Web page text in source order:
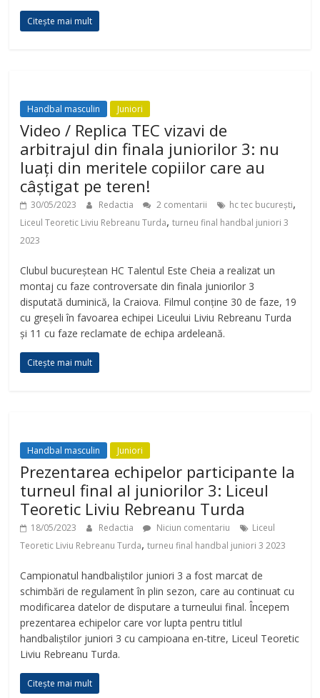
Citește mai mult
Handbal masculin Juniori
Video / Replica TEC vizavi de
arbitrajul din finala juniorilor 3: nu
luați din meritele copiilor care au
câștigat pe teren!
30/05/2023 Redactia 2 comentarii hc tec bucurești,
Liceul Teoretic Liviu Rebreanu Turda,turneu final handbal juniori 3
2023
Clubul bucureștean HC Talentul Este Cheia a realizat un
montaj cu faze controversate din finala juniorilor 3
disputată duminică, la Craiova. Filmul conține 30 de faze, 19
cu greșeli în favoarea echipei Liceului Liviu Rebreanu Turda
și 11 cu faze reclamate de echipa ardeleană.
Citește mai mult
Handbal masculin Juniori
Prezentarea echipelor participante la
turneul final al juniorilor 3: Liceul
Teoretic Liviu Rebreanu Turda
18/05/2023 Redactia Niciun comentariu
Liceul
Teoretic Liviu Rebreanu Turda,turneu final handbal juniori 3 2023
Campionatul handbaliștilor juniori 3 a fost marcat de
schimbări de regulament în plin sezon, care au continuat cu
modificarea datelor de disputare a turneului final. Începem
prezentarea echipelor care vor lupta pentru titlul
handbaliștilor juniori 3 cu campioana en-titre, Liceul Teoretic
Liviu Rebreanu Turda.
Citește mai mult